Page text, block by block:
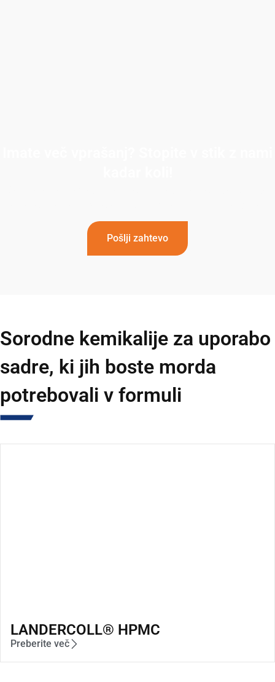
Pošlji zahtevo
Sorodne kemikalije za uporabo
sadre, ki jih boste morda
potrebovali v formuli
LANDERCOLL® HPMC
Preberite več